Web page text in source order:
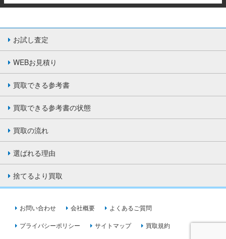
お試し査定
WEBお見積り
買取できる参考書
買取できる参考書の状態
買取の流れ
選ばれる理由
捨てるより買取
お問い合わせ 会社概要 よくあるご質問
プライバシーポリシー サイトマップ 買取規約